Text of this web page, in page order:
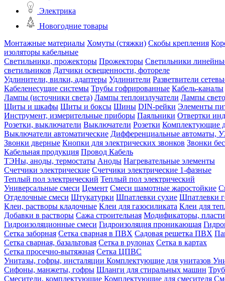
Электрика
Новогодние товары
Монтажные материалы Хомуты (стяжки) Скобы крепления
изоляторы кабельные
Светильники, прожекторы Прожекторы Светильники
светильников Датчики освещенности, фотореле
Удлинители, вилки, адаптеры Удлинители Разветвители
Кабеленесущие системы Трубы гофрированные Кабель-каналы
Лампы (источники света) Лампы теплоизлучатели Лампы
Щиты и шкафы Щиты и боксы Шины DIN-рейки Элементы
Инструмент, измерительные приборы Паяльники Отвертки
Розетки, выключатели Выключатели Розетки Комплектующие
Выключатели автоматические Дифференциальные автоматы,
Звонки дверные Кнопки для электрических звонков Звонки
Кабельная продукция Провод Кабель
ТЭНы, аноды, термостаты Аноды Нагревательные элементы
Счетчики электрические Счетчики электрические 1-фазные
Теплый пол электрический Теплый пол электрический
Универсальные смеси Цемент Смеси шамотные жаростойкие
Отделочные смеси Штукатурки Шпатлевки сухие Шпатлевки
Клеи, растворы кладочные Клеи для газосиликата Клеи для
Добавки в растворы Сажа строительная Модификаторы,
Гидроизоляционные смеси Гидроизоляция проникающая
Сетка заборная Сетка сварная в ПВХ Садовая решетка ПВХ
Сетка сварная, базальтовая Сетка в рулонах Сетка в картах
Сетка просечно-вытяжная Сетка ЦПВС
Унитазы, гофры, инсталяции Комплектующие для унитазов
Сифоны, манжеты, гофры Шланги для стиральных машин
Смесители, комплектующие Комплектующие для смесителя